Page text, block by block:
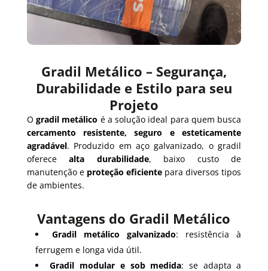
Gradil Metálico – Segurança,
Durabilidade e Estilo para seu
Projeto
Ogradil metálico é a solução ideal para quem busca
cercamento resistente, seguro e esteticamente
agradável. Produzido em aço galvanizado, o gradil
oferecealta durabilidade, baixo custo de
manutenção e proteção eficiente para diversos tipos
de ambientes.
Vantagens do Gradil Metálico
Gradil metálico galvanizado: resistência à
ferrugem e longa vida útil.
Gradil modular e sob medida: se adapta a